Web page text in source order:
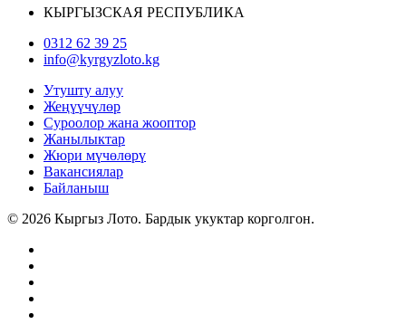
КЫРГЫЗСКАЯ РЕСПУБЛИКА
0312 62 39 25
info@kyrgyzloto.kg
Утушту алуу
Жеңүүчүлөр
Суроолор жана жооптор
Жанылыктар
Жюри мүчөлөрү
Вакансиялар
Байланыш
© 2026 Кыргыз Лото. Бардык укуктар корголгон.